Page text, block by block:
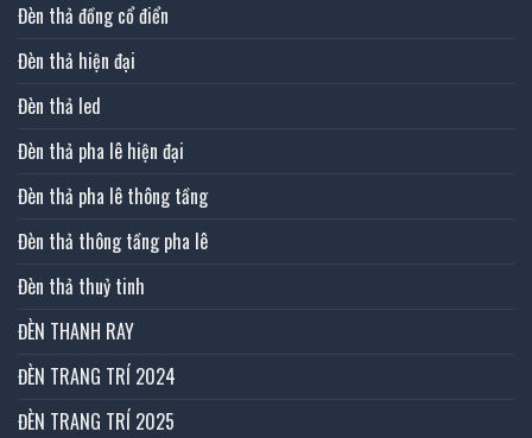
Đèn thả đồng cổ điển
Đèn thả hiện đại
Đèn thả led
Đèn thả pha lê hiện đại
Đèn thả pha lê thông tầng
Đèn thả thông tầng pha lê
Đèn thả thuỷ tinh
ĐÈN THANH RAY
ĐÈN TRANG TRÍ 2024
ĐÈN TRANG TRÍ 2025